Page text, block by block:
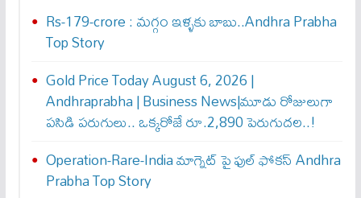
Rs-179-crore : మ‌గ్గం ఇళ్ళ‌కు బాబు..Andhra Prabha
Top Story
Gold Price Today August 6, 2026 |
Andhraprabha | Business News|మూడు రోజులుగా
పసిడి పరుగులు.. ఒక్కరోజే రూ.2,890 పెరుగుద‌ల‌..!
Operation-Rare-India మాగ్నెట్ పై ఫుల్ ఫోక‌స్ Andhra
Prabha Top Story